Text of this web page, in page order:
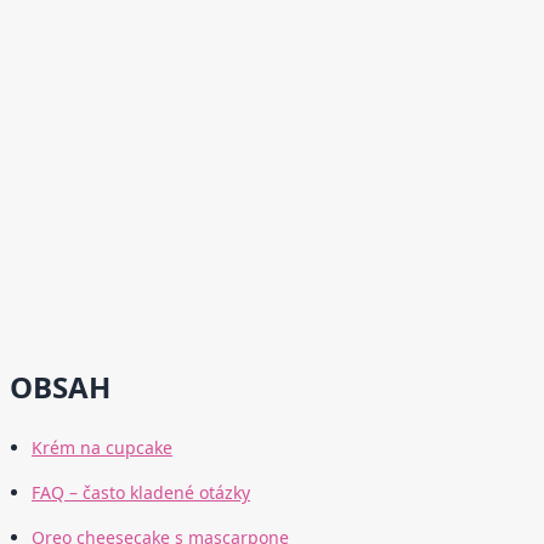
OBSAH
Krém na cupcake
FAQ – často kladené otázky
Oreo cheesecake s mascarpone